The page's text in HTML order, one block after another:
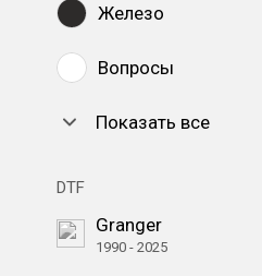
Железо
Вопросы
Показать все
DTF
Granger
1990 - 2025